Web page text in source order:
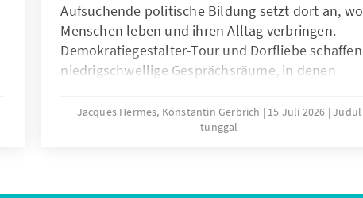
Aufsuchende politische Bildung setzt dort an, wo
Menschen leben und ihren Alltag verbringen.
Demokratiegestalter-Tour und Dorfliebe schaffen
niedrigschwellige Gesprächsräume, in denen
artikulieren und sich ernstgenommen fühlen. Der
Bericht zeigt, wie die persönliche Begegnung
Jacques Hermes, Konstantin Gerbrich 15 Juli 2026 Judul
tunggal